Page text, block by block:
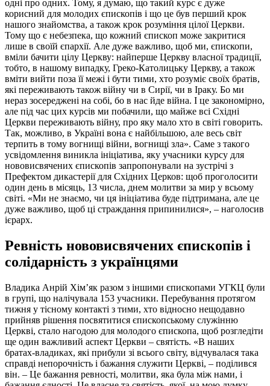
одні про одних. Тому, я думаю, що такий курс є дуже
корисний для молодих єпископів і що це був перший крок
нашого знайомства, а також крок розуміння цілої Церкви.
Тому що є небезпека, що кожний єпископ може закритися
лише в своїй єпархії. Але дуже важливо, щоб ми, єпископи,
вміли бачити цілу Церкву: найперше Церкву власної традиції,
тобто, в нашому випадку, Греко-Католицьку Церкву, а також
вміти вийти поза її межі і бути тими, хто розуміє своїх братів,
які переживають також війну чи в Сирії, чи в Іраку. Бо ми
нераз зосереджені на собі, бо в нас йде війна. І це закономірно,
але під час цих курсів ми побачили, що майже всі Східні
Церкви переживають війну, про яку мало хто в світі говорить.
Так, можливо, в Україні вона є найбільшою, але весь світ
терпить в тому вогнищі війни, вогнищі зла». Саме з такого
усвідомлення виникла ініціатива, яку учасники курсу для
нововисвячених єпископів запропонували на зустрічі з
Префектом дикастерії для Східних Церков: щоб проголосити
один день в місяць, 13 числа, днем молитви за мир у всьому
світі. «Ми не знаємо, чи ця ініціатива буде підтримана, але це
дуже важливо, щоб ці страждання припинилися», – наголосив
ієрарх.
Ревність нововисвячених єпископів і
солідарність з українцями
Владика Анрій Хімʼяк разом з іншими єпископами УГКЦ були
в групі, що налічувала 153 учасники. Перебування протягом
тижня у тісному контакті з тими, хто відносно нещодавно
прийняв рішення посвятитися єпископському служінню
Церкві, стало нагодою для молодого єпископа, щоб розгледіти
ще один важливий аспект Церкви – святість. «В наших
братах-владиках, які прибули зі всього світу, відчувалася така
справді непорочність і бажання служити Церкві, – поділився
він. – Це бажання ревності, молитви, яка була між нами, і